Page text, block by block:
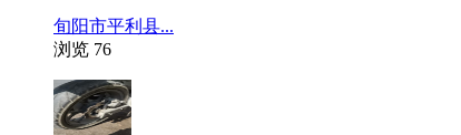
旬阳市平利县...
浏览 76